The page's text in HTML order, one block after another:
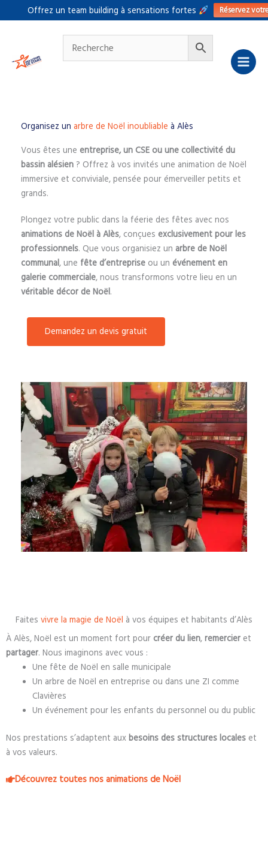
Offrez un team building à sensations fortes Réservez
au
Organisez un arbre de Noël inoubliable à Alès
Vous êtes une entreprise, un CSE ou une collectivité du
bassin alésien ? Offrez à vos invités une animation de Noël
immersive et conviviale, pensée pour émerveiller petits et
grands.
Plongez votre public dans la féerie des fêtes avec nos
animations de Noël à Alès, conçues exclusivement pour les
professionnels. Que vous organisiez un arbre de Noël
communal, une fête d’entreprise ou un événement en
galerie commerciale, nous transformons votre lieu en un
véritable décor de Noël.
Demandez un devis gratuit
Faites vivre la magie de Noël à vos équipes et habitants d’Alès
À Alès, Noël est un moment fort pour créer du lien, remercier et
partager. Nous imaginons avec vous :
Une fête de Noël en salle municipale
Un arbre de Noël en entreprise ou dans une ZI comme
Clavières
Un événement pour les enfants du personnel ou du public
Nos prestations s’adaptent aux besoins des structures locales et
à vos valeurs.
Découvrez toutes nos animations de Noël